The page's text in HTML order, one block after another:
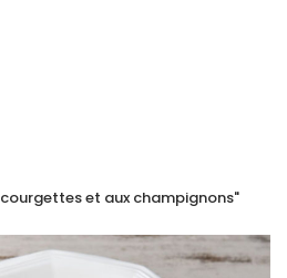
courgettes et aux champignons"